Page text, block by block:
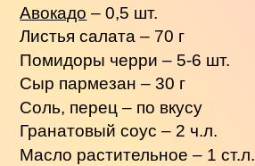
Авокадо – 0,5 шт.
Листья салата – 70 г
Помидоры черри – 5-6 шт.
Сыр пармезан – 30 г
Соль, перец – по вкусу
Гранатовый соус – 2 ч.л.
Масло растительное – 1 ст.л.